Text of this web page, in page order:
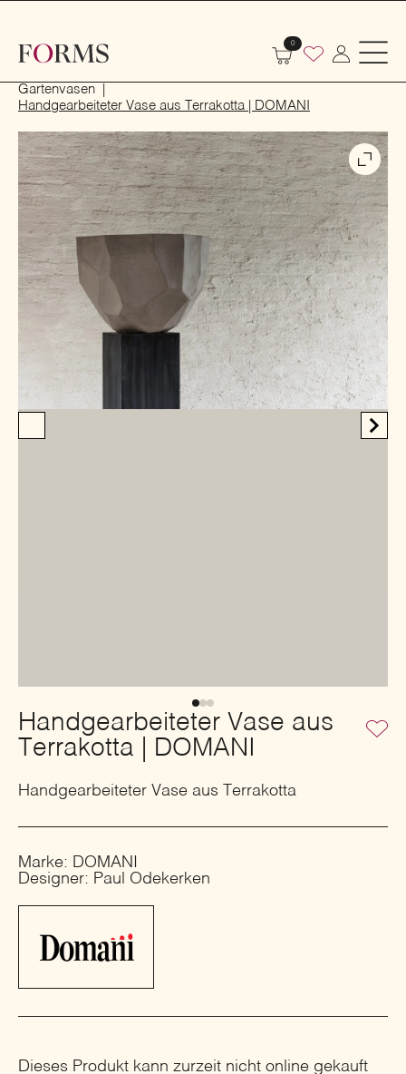
0
Gartenvasen
Handgearbeiteter Vase aus Terrakotta | DOMANI
Handgearbeiteter Vase aus
Terrakotta | DOMANI
Handgearbeiteter Vase aus Terrakotta
Marke: DOMANI
Designer: Paul Odekerken
Dieses Produkt kann zurzeit nicht online gekauft